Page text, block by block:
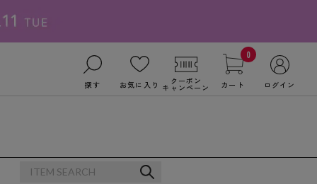
探す お気に入り クーポン
キャンペーン
0
カート ログイン